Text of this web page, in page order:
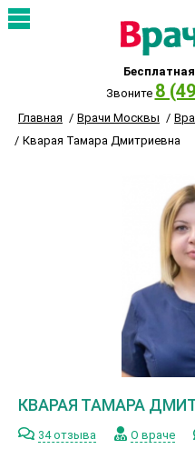
Звоните 8
Главная Врачи Москвы
Кварая Тамара Дмитриевна
КВАРАЯ ТАМАРА
34 отзыва О враче